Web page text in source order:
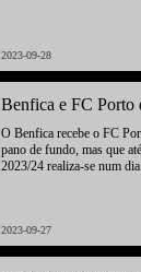
2023-09-28
Benfica e FC Porto
O Benfica recebe o FC
pano de fundo, mas que
2023/24 realiza-se num
2023-09-27